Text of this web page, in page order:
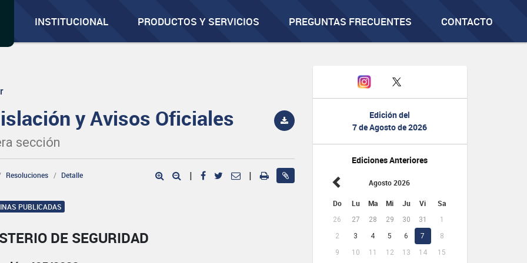
INSTITUCIONAL PRODUCTOS Y SERVICIOS PREGUNTAS FRECUENTES CONTACTO
Edición del
7 de Agosto de 2026
Ediciones Anteriores
Agosto 2026
Do Lu Ma Mi Ju Vi Sa
26 27 28 29 30 31
1
2
3 4 5 6 7
8
9
10 11 12 13 14 15
y Avisos Oficiales
sección
Resoluciones Detalle | |
PUBLICADAS
DE SEGURIDAD